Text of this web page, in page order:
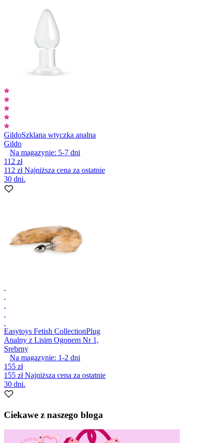
GildoSzklana wtyczka analna
Gildo
Na magazynie: 5-7 dni
112 zł
112 złNajniższa cena za ostatnie
30 dni.
Easytoys Fetish CollectionPlug
Analny z Lisim Ogonem Nr 1,
Srebrny
Na magazynie: 1-2 dni
155 zł
155 złNajniższa cena za ostatnie
30 dni.
Ciekawe z naszego bloga